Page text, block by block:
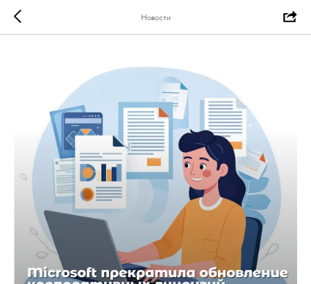
Новости